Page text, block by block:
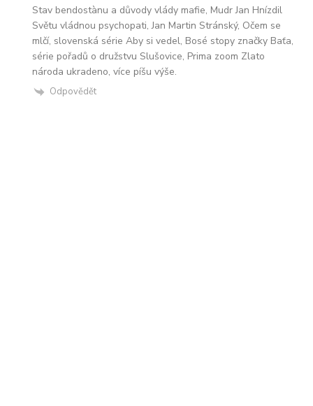
Stav bendostànu a důvody vlády mafie, Mudr Jan Hnízdil
Světu vládnou psychopati, Jan Martin Stránský, Očem se
mlčí, slovenská série Aby si vedel, Bosé stopy značky Baťa,
série pořadů o družstvu Slušovice, Prima zoom Zlato
národa ukradeno, více píšu výše.
Odpovědět